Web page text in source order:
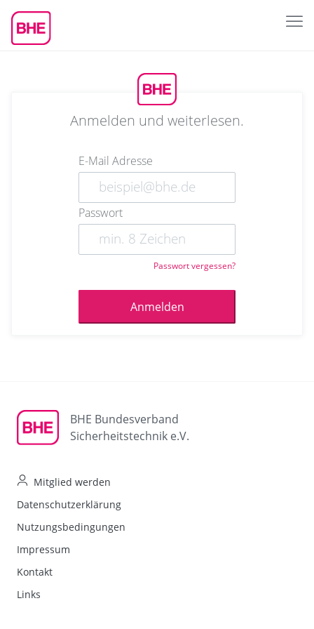
Anmelden und weiterlesen.
E-Mail Adresse
Passwort
Passwort vergessen?
Anmelden
BHE Bundesverband
Sicherheitstechnik e.V.
Mitglied werden
Datenschutzerklärung
Nutzungsbedingungen
Impressum
Kontakt
Links